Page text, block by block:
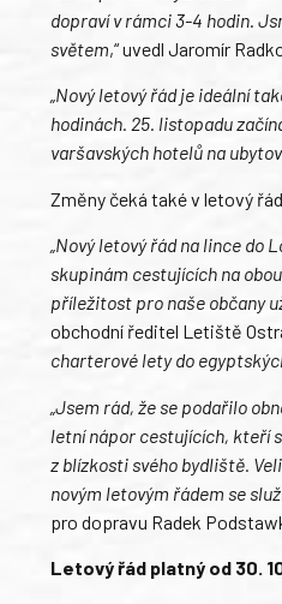
dopraví v rámci 3-4 hodin.
světem,“ uvedl Jaromír
„Nový letový řád je ideální
hodinách. 25. listopadu
varšavských hotelů na
Změny čeká také v letový
„Nový letový řád na lince do
skupinám cestujících na
příležitost pro naše občany
obchodní ředitel Letiště
charterové lety do
„Jsem rád, že se podařilo
letní nápor cestujících, kteří
z blízkosti svého bydliště.
novým letovým řádem se
pro dopravu Radek
Letový řád platný od 30.